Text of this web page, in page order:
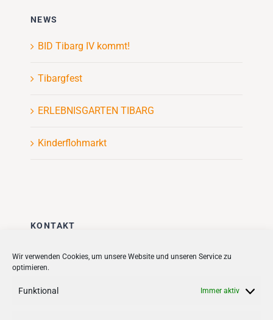
Wir verwenden Cookies, um unsere Website und unseren Service zu
optimieren.
Funktional Immer aktiv
NEWS
BID Tibarg IV kommt!
Tibargfest
ERLEBNISGARTEN TIBARG
Kinderflohmarkt
KONTAKT
Stadt + Handel City- und
Quartiersmanagement